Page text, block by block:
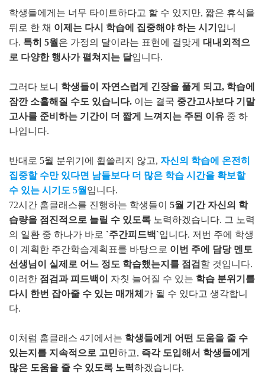
학생들에게는 너무 타이트하다고 할 수 있지만, 짧은 휴식을
뒤로 한 채 이제는 다시 학습에 집중해야 하는 시기 입니
다. 특히 5월 은 가정의 달이라는 표현에 걸맞게 대내외적으
로 다양한 행사가 펼쳐지는 달입니다.
그러다 보니 학생들이 자연스럽게 긴장을 풀게 되고, 학습에
잠깐 소홀해질 수도 있습니다. 이는 결국 중간고사보다 기말
고사를 준비하는 기간이 더 짧게 느껴지는 주된 이유 중 하
나입니다.
반대로 5월 분위기에 휩쓸리지 않고, 자신의 학습에 온전히
집중할 수만 있다면 남들보다 더 많은 학습 시간을 확보할
수 있는 시기도 5월 입니다.
72시간 홈클래스를 진행하는 학생들이 5월 기간 자신의 학
습량을 점진적으로 늘릴 수 있도록 노력하겠습니다. 그 노력
의 일환 중 하나가 바로 `주간피드백`입니다. 저번 주에 학생
이 계획한 주간학습계획표를 바탕으로 이번 주에 담당 멘토
선생님이 실제로 어느 정도 학습했는지를 점검 할 것입니다.
이러한 점검과 피드백이 자칫 늘어질 수 있는 학습 분위기를
다시 한번 잡아줄 수 있는 매개체 가 될 수 있다고 생각합니
다.
이처럼 홈클래스 4기에서는 학생들에게 어떤 도움을 줄 수
있는지를 지속적으로 고민하고, 즉각 도입해서 학생들에게
많은 도움을 줄 수 있도록 노력하겠습니다.